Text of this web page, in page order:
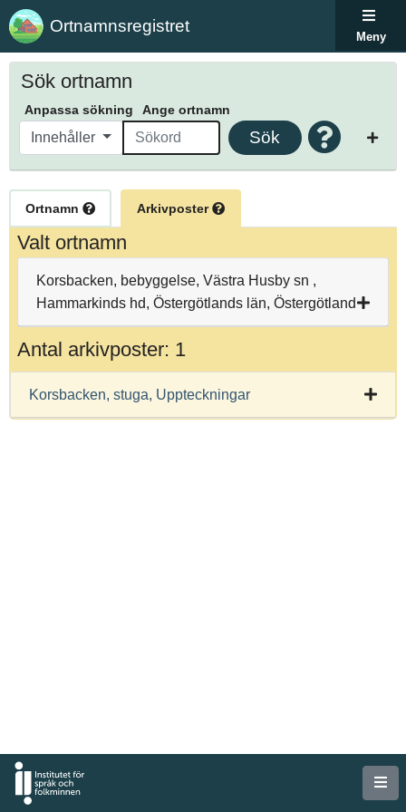
Ortnamnsregistret
Meny
Sök ortnamn
Anpassa sökning Ange ortnamn
Innehåller Sök
Ortnamn Arkivposter
Valt ortnamn
Korsbacken, bebyggelse, Västra Husby sn ,
Hammarkinds hd, Östergötlands län, Östergötland
Antal arkivposter: 1
Korsbacken, stuga, Uppteckningar